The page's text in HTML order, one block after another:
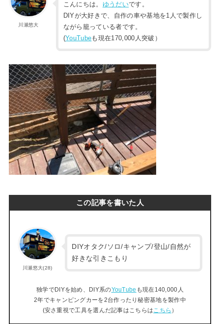
川瀬悠大
こんにちは。 ゆうだいです。
DIYが大好きで、自作の車や基地を1人で製作し
ながら籠っている者です。
(YouTubeも現在170,000人突破）
この記事を書いた人
川瀬悠大(28)
DIYオタク/ソロ/キャンプ/登山/自然が
好きな引きこもり
独学でDIYを始め、DIY系のYouTube も現在140,000人
2年でキャンピングカーを2台作ったり秘密基地を製作中
(安さ重視で工具を選んだ記事はこちらは こちら ）